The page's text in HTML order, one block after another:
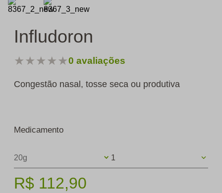
Infludoron
★★★★★0 avaliações
Congestão nasal, tosse seca ou produtiva
Medicamento
20g 1
R$ 112,90